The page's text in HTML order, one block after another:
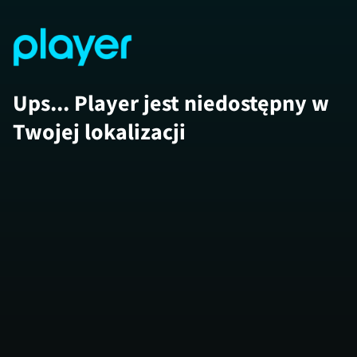
Ups... Player jest niedostępny w
Twojej lokalizacji